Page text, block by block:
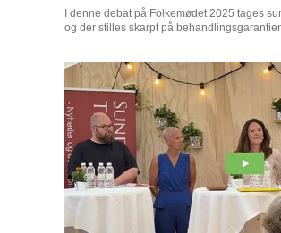
I denne debat på Folkemødet 2025 tages
og der stilles skarpt på